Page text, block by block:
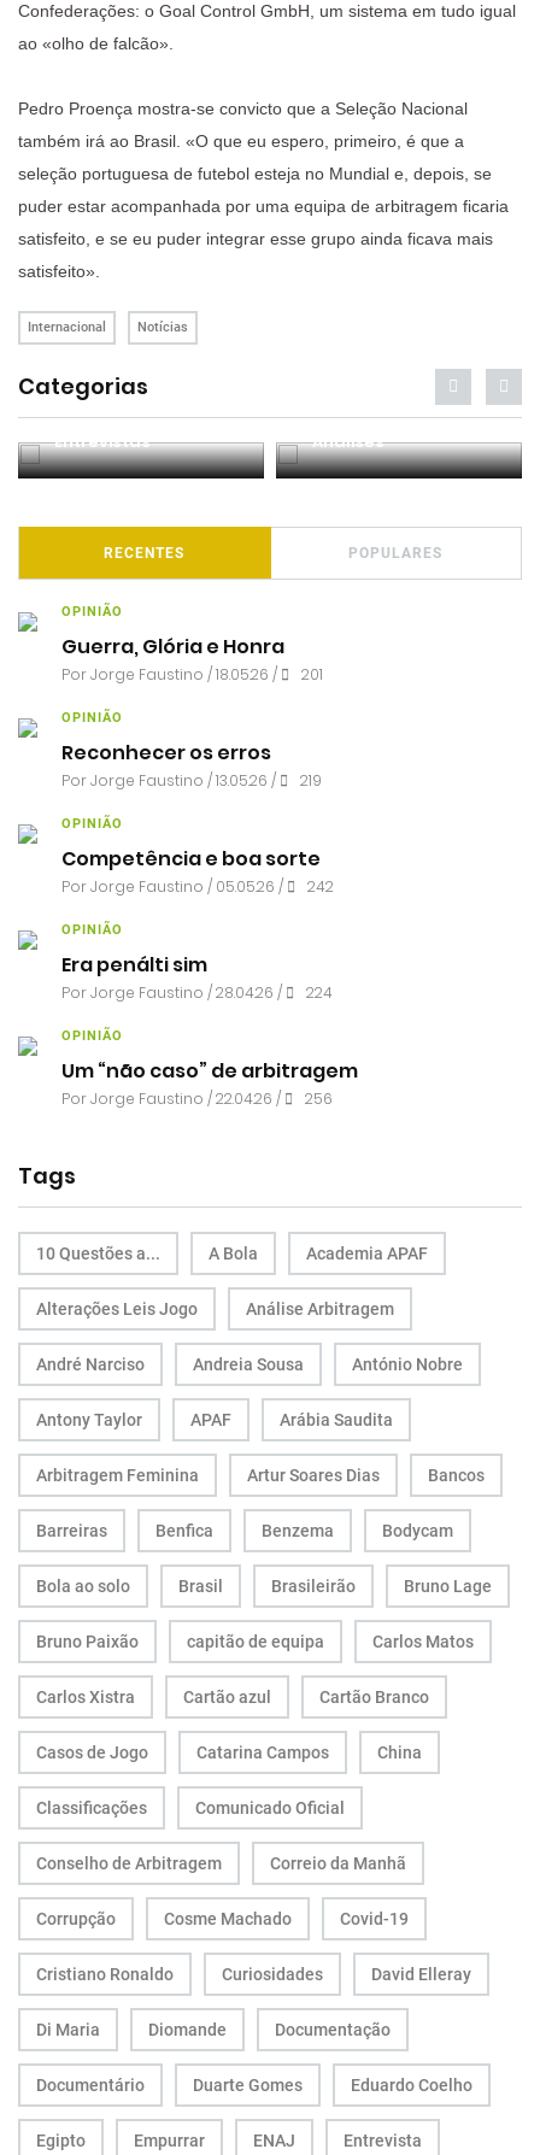
Confederações: o Goal Control GmbH, um sistema em tudo igual
ao «olho de falcão».
Pedro Proença mostra-se convicto que a Seleção Nacional
também irá ao Brasil. «O que eu espero, primeiro, é que a
seleção portuguesa de futebol esteja no Mundial e, depois, se
puder estar acompanhada por uma equipa de arbitragem ficaria
satisfeito, e se eu puder integrar esse grupo ainda ficava mais
satisfeito».
Internacional Notícias
Categorias
Entrevistas Análises
RECENTES POPULARES
OPINIÃO
Guerra, Glória e Honra
PorJorge Faustino / 18.05.26 / 201
OPINIÃO
Reconhecer os erros
PorJorge Faustino / 13.05.26 / 219
OPINIÃO
Competência e boa sorte
PorJorge Faustino / 05.05.26 / 242
OPINIÃO
Era penálti sim
PorJorge Faustino / 28.04.26 / 224
OPINIÃO
Um “não caso” de arbitragem
PorJorge Faustino / 22.04.26 / 256
Tags
10 Questões a... A Bola Academia APAF
Alterações Leis Jogo Análise Arbitragem
André Narciso Andreia Sousa António Nobre
Antony Taylor APAF Arábia Saudita
Arbitragem Feminina Artur Soares Dias Bancos
Barreiras Benfica Benzema Bodycam
Bola ao solo Brasil Brasileirão Bruno Lage
Bruno Paixão capitão de equipa Carlos Matos
Carlos Xistra Cartão azul Cartão Branco
Casos de Jogo Catarina Campos China
Classificações Comunicado Oficial
Conselho de Arbitragem Correio da Manhã
Corrupção Cosme Machado Covid-19
Cristiano Ronaldo Curiosidades David Elleray
Di Maria Diomande Documentação
Documentário Duarte Gomes Eduardo Coelho
Egipto Empurrar ENAJ Entrevista